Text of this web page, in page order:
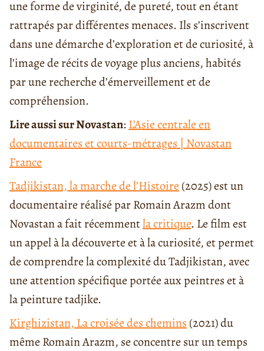
une forme de virginité, de pureté, tout en étant
rattrapés par différentes menaces. Ils s’inscrivent
dans une démarche d’exploration et de curiosité, à
l’image de récits de voyage plus anciens, habités
par une recherche d’émerveillement et de
compréhension.
Lire aussi sur Novastan: L’Asie centrale en
documentaires et courts-métrages | Novastan
France
Tadjikistan, la marche de l’Histoire (2025) est un
documentaire réalisé par Romain Arazm dont
Novastan a fait récemmentla critique. Le film est
un appel à la découverte et à la curiosité, et permet
de comprendre la complexité du Tadjikistan, avec
une attention spécifique portée aux peintres et à
la peinture tadjike.
Kirghizistan, La croisée des chemins (2021) du
même Romain Arazm, se concentre sur un temps